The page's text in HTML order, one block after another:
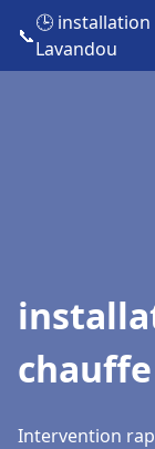
📞
🕒
Lavandou
Intervention